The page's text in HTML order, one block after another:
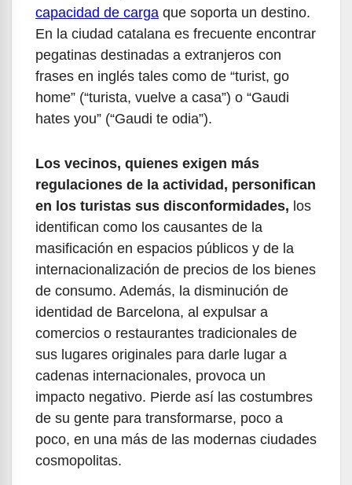
capacidad de carga que soporta un destino.
En la ciudad catalana es frecuente encontrar
pegatinas destinadas a extranjeros con
frases en inglés tales como de “turist, go
home” (“turista, vuelve a casa”) o “Gaudi
hates you” (“Gaudi te odia”).
Los vecinos, quienes exigen más
regulaciones de la actividad, personifican
en los turistas sus disconformidades, los
identifican como los causantes de la
masificación en espacios públicos y de la
internacionalización de precios de los bienes
de consumo. Además, la disminución de
identidad de Barcelona, al expulsar a
comercios o restaurantes tradicionales de
sus lugares originales para darle lugar a
cadenas internacionales, provoca un
impacto negativo. Pierde así las costumbres
de su gente para transformarse, poco a
poco, en una más de las modernas ciudades
cosmopolitas.